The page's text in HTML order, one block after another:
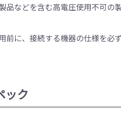
品などを含む高電圧使用不可の
前に、接続する機器の仕様を必
ック